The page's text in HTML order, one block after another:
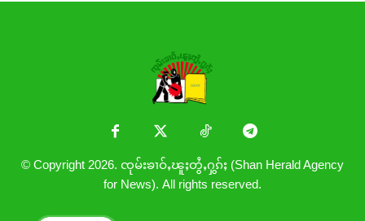
© Copyright 2026. ၸုမ်းၶၢဝ်ႇၽူႈတွႆႇႁွၵ်ႈ (Shan Herald Agency
for News). All rights reserved.